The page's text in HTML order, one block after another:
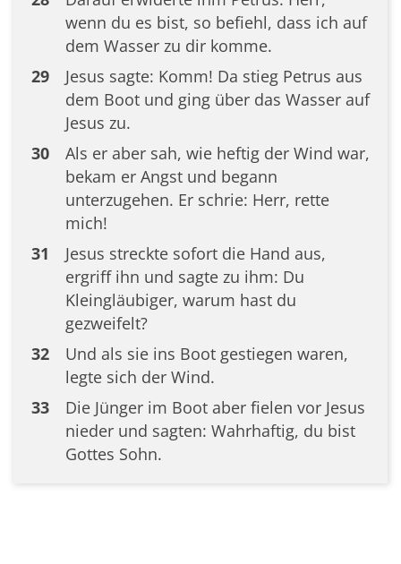
wenn du es bist, so befiehl, dass ich auf
dem Wasser zu dir komme.
29
Jesus sagte: Komm! Da stieg Petrus aus
dem Boot und ging über das Wasser auf
Jesus zu.
30
Als er aber sah, wie heftig der Wind war,
bekam er Angst und begann
unterzugehen. Er schrie: Herr, rette
mich!
31
Jesus streckte sofort die Hand aus,
ergriff ihn und sagte zu ihm: Du
Kleingläubiger, warum hast du
gezweifelt?
32
Und als sie ins Boot gestiegen waren,
legte sich der Wind.
33
Die Jünger im Boot aber fielen vor Jesus
nieder und sagten: Wahrhaftig, du bist
Gottes Sohn.